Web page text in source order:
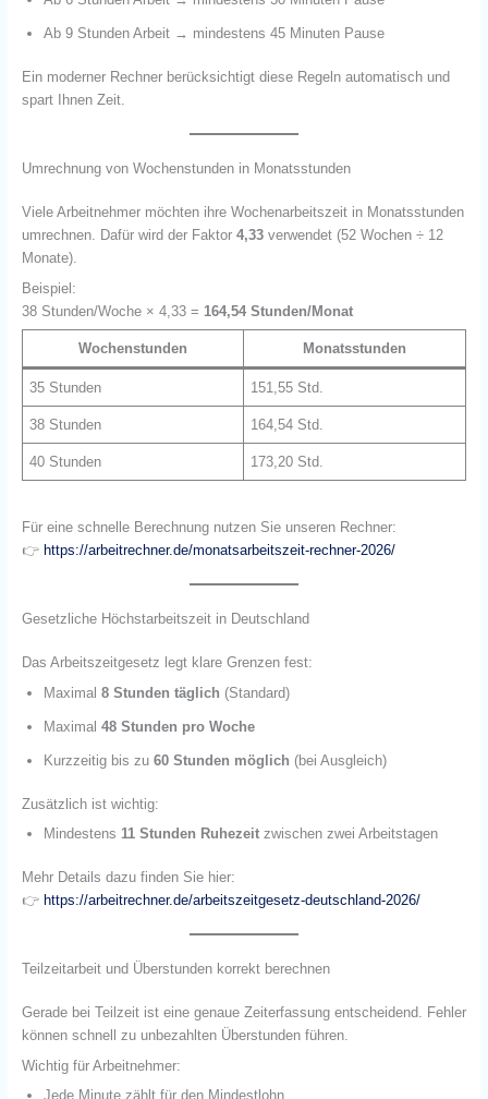
Ab 9 Stunden Arbeit → mindestens 45 Minuten Pause
Ein moderner Rechner berücksichtigt diese Regeln automatisch und
spart Ihnen Zeit.
Umrechnung von Wochenstunden in Monatsstunden
Viele Arbeitnehmer möchten ihre Wochenarbeitszeit in Monatsstunden
umrechnen. Dafür wird der Faktor 4,33verwendet (52 Wochen ÷ 12
Monate).
Beispiel:
38 Stunden/Woche × 4,33 = 164,54 Stunden/Monat
Wochenstunden Monatsstunden
35 Stunden 151,55 Std.
38 Stunden 164,54 Std.
40 Stunden 173,20 Std.
Für eine schnelle Berechnung nutzen Sie unseren Rechner:
👉 https://arbeitrechner.de/monatsarbeitszeit-rechner-2026/
Gesetzliche Höchstarbeitszeit in Deutschland
Das Arbeitszeitgesetz legt klare Grenzen fest:
Maximal 8 Stunden täglich (Standard)
Maximal 48 Stunden pro Woche
Kurzzeitig bis zu 60 Stunden möglich (bei Ausgleich)
Zusätzlich ist wichtig:
Mindestens 11 Stunden Ruhezeitzwischen zwei Arbeitstagen
Mehr Details dazu finden Sie hier:
👉 https://arbeitrechner.de/arbeitszeitgesetz-deutschland-2026/
Teilzeitarbeit und Überstunden korrekt berechnen
Gerade bei Teilzeit ist eine genaue Zeiterfassung entscheidend. Fehler
können schnell zu unbezahlten Überstunden führen.
Wichtig für Arbeitnehmer:
Jede Minute zählt für den Mindestlohn